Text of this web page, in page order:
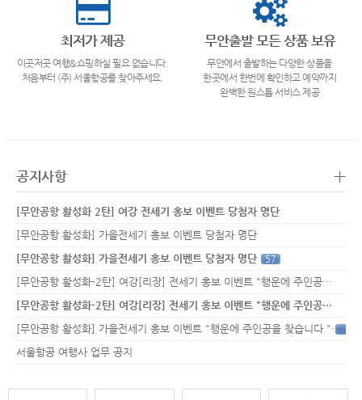
최저가 제공
이곳저곳 여행&쇼핑하실 필요 없습니다.
처음부터 (주) 서울항공를 찾아주세요.
무안출발 모든 상품 보유
무안에서 출발하는 다양한 상품을
한곳에서 한번에 확인하고 예약까지
완벽한 원스톱 서비스 제공
공지사항 +
[무안공항 활성화 2탄] 여강 전세기 홍보 이벤트 당첨자 명단
[무안공항 활성화] 가을전세기 홍보 이벤트 당첨자 명단
[무안공항 활성화] 가을전세기 홍보 이벤트 당첨자 명단
57
[무안공항 활성화-2탄] 여강[리장] 전세기 홍보 이벤트 "행운에 주인공…
[무안공항 활성화-2탄] 여강[리장] 전세기 홍보 이벤트 "행운에 주인공…
[무안공항 활성화] 가을전세기 홍보 이벤트 "행운에 주인공을 찾습니다."33
서울항공 여행사 업무 공지